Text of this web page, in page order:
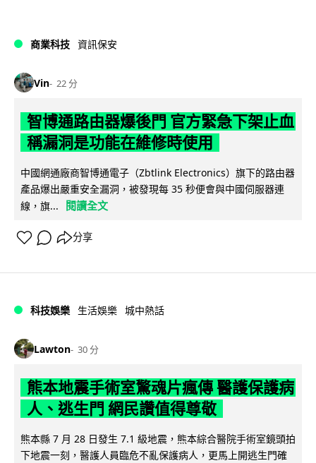
商業科技 資訊保安
Vin 22 分
智博通路由器爆後門 官方緊急下架止血
稱漏洞是功能在維修時使用
中國網通廠商智博通電子（Zbtlink Electronics）旗下的路由器
產品爆出嚴重安全漏洞，被發現每 35 秒便會與中國伺服器連
線，旗...
閱讀全文
分享
科技娛樂 生活娛樂 城中熱話
Lawton 30 分
熊本地震手術室驚魂片瘋傳 醫護保護病
人、逃生門 網民讚值得尊敬
熊本縣 7 月 28 日發生 7.1 級地震，熊本綜合醫院手術室鏡頭拍
下地震一刻，醫護人員臨危不亂保護病人，更馬上開逃生門確